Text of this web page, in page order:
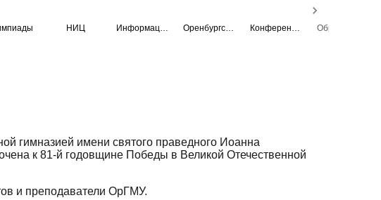
НИЦ
гимназией имени святого праведного Иоанна
к 81-й годовщине Победы в Великой Отечественной
и преподаватели ОрГМУ.